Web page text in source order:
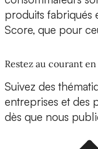
produits fabriqués
Score, que pour
Restez au courant
Suivez des
entreprises et des
dès que nous